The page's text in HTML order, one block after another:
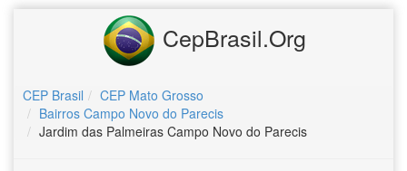
CepBrasil.Org
CEP Brasil
CEP Mato Grosso
Bairros Campo Novo do Parecis
Jardim das Palmeiras Campo Novo do Parecis